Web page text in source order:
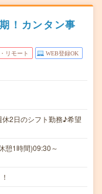
！カンタン事
リモート WEB登録OK
2日のシフト勤務♪希望
1時間)09:30～